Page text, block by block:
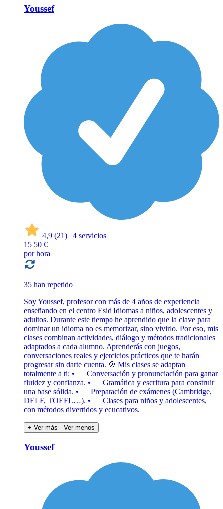
Youssef
4,9 (21) | 4 servicios
15 50 €
por hora
35 han repetido
Soy Youssef, profesor con más de 4 años de experiencia
enseñando en el centro Esid Idiomas a niños, adolescentes y
adultos. Durante este tiempo he aprendido que la clave para
dominar un idioma no es memorizar, sino vivirlo. Por eso, mis
clases combinan actividades, diálogo y métodos tradicionales
adaptados a cada alumno. Aprenderás con juegos,
conversaciones reales y ejercicios prácticos que te harán
progresar sin darte cuenta. 🎯 Mis clases se adaptan
totalmente a ti: • 🔸 Conversación y pronunciación para ganar
fluidez y confianza. • 🔸 Gramática y escritura para construir
una base sólida. • 🔸 Preparación de exámenes (Cambridge,
DELF, TOEFL…). • 🔸 Clases para niños y adolescentes,
con métodos divertidos y educativos.
+ Ver más - Ver menos
Youssef